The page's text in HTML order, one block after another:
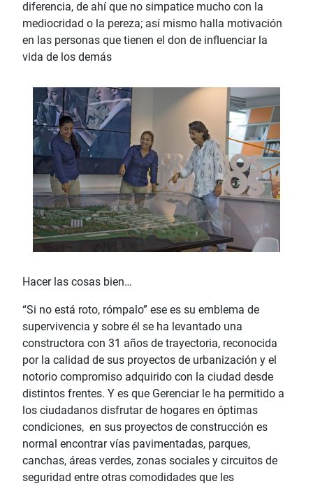
diferencia, de ahí que no simpatice mucho con la
mediocridad o la pereza; así mismo halla motivación
en las personas que tienen el don de influenciar la
vida de los demás
Hacer las cosas bien…
“Si no está roto, rómpalo” ese es su emblema de
supervivencia y sobre él se ha levantado una
constructora con 31 años de trayectoria, reconocida
por la calidad de sus proyectos de urbanización y el
notorio compromiso adquirido con la ciudad desde
distintos frentes. Y es que Gerenciar le ha permitido a
los ciudadanos disfrutar de hogares en óptimas
condiciones, en sus proyectos de construcción es
normal encontrar vías pavimentadas, parques,
canchas, áreas verdes, zonas sociales y circuitos de
seguridad entre otras comodidades que les